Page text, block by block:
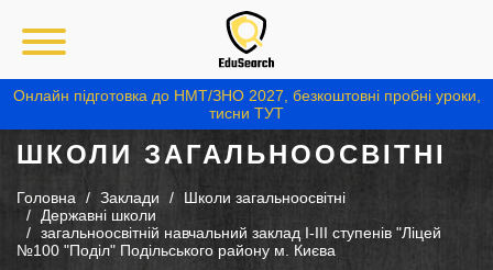
Онлайн підготовка до НМТ/ЗНО 2027, безкоштовні пробні уроки,
тисни ТУТ
ШКОЛИ ЗАГАЛЬНООСВІТНІ
Головна Заклади
Школи загальноосвітні
Державні школи
загальноосвітній навчальний заклад І-ІІІ ступенів "Ліцей
№100 "Поділ" Подільського району м. Києва